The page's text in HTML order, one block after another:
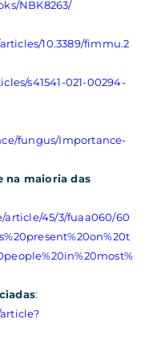
NBK8263/
10.3389/fimmu.2
s41541-021-00294-
fungus/Importance-
na maioria das
article/45/3/fuaa060/60
: